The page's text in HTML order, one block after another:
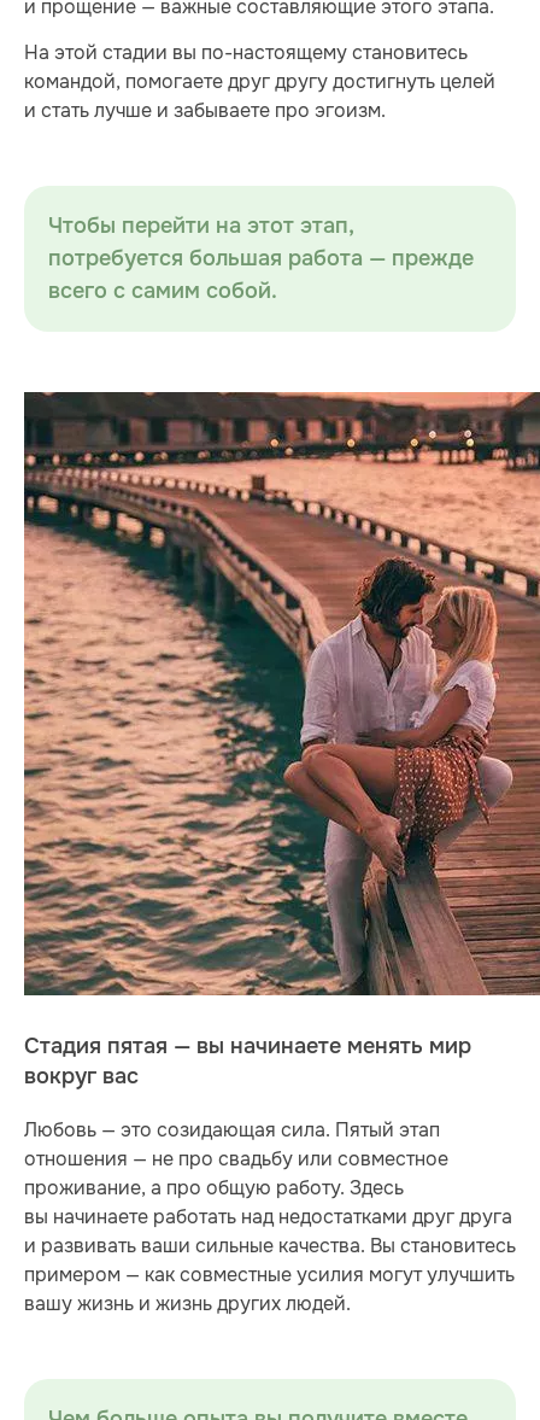
и прощение — важные составляющие этого этапа.
На этой стадии вы по-настоящему становитесь
командой, помогаете друг другу достигнуть целей
и стать лучше и забываете про эгоизм.
Чтобы перейти на этот этап,
потребуется большая работа — прежде
всего с самим собой.
Стадия пятая — вы начинаете менять мир
вокруг вас
Любовь — это созидающая сила. Пятый этап
отношения — не про свадьбу или совместное
проживание, а про общую работу. Здесь
вы начинаете работать над недостатками друг друга
и развивать ваши сильные качества. Вы становитесь
примером — как совместные усилия могут улучшить
вашу жизнь и жизнь других людей.